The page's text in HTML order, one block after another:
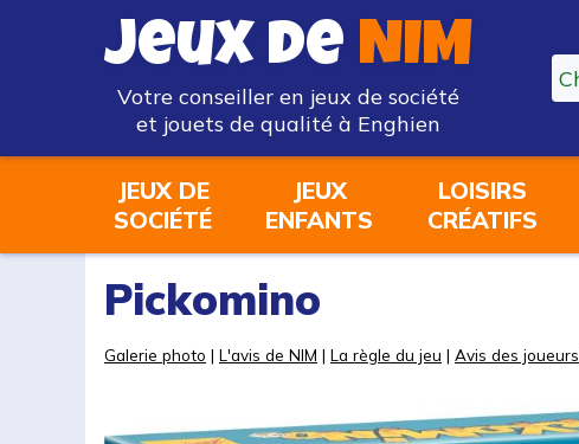
Jeux de NIM
Votre conseiller en jeux de société
et jouets de qualité à Enghien
JEUX DE
SOCIÉTÉ
JEUX
ENFANTS
LOISIRS
CRÉATIFS
Pickomino
Galerie photo | L'avis de NIM | La règle du jeu | Avis des joueurs